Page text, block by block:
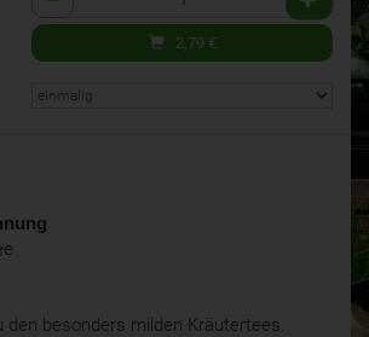
2,79 €
den besonders milden Kräutertees.